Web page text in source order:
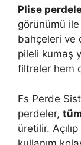
Plise
görünümü
bahçeleri ve
pileli kumaş
filtreler hem
Fs Perde
perdeler,
üretilir.